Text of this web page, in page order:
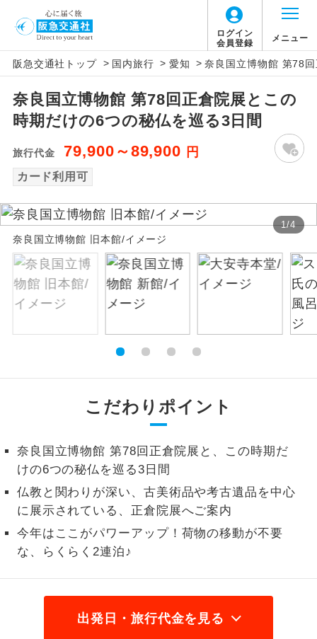
ログイン
会員登録
メニュー
阪急交通社トップ > 国内旅行 > 愛知 > 奈良国立博物館 第78
奈良国立博物館 第78回正倉院展とこの
時期だけの6つの秘仏を巡る3日間
旅行代金 79,900～89,900 円
カード利用可
1/4
奈良国立博物館 旧本館/イメージ
こだわりポイント
奈良国立博物館 第78回正倉院展と、この時期だ
けの6つの秘仏を巡る3日間
仏教と関わりが深い、古美術品や考古遺品を中心
に展示されている、正倉院展へご案内
今年はここがパワーアップ！荷物の移動が不要
な、らくらく2連泊♪
出発日・旅行代金を見る
アイコン 説明
添乗員同行
往路出発空港（駅）から復路到着空港
（駅）まで同行します。
現地添乗員同
行
現地到着空港（駅）から最終日出発空港
バスガイド乗
務
バスガイドが乗務し、車内での観光案内
があります。
新コース 初登場のコースです。
世界遺産
然遺産を訪ねるコースです。
温泉
ご宿泊ホテルに露天風呂が付いていま
大浴場 ご宿泊ホテルに大浴場が付いています。
全食事付き
全てのお食事が付いていますので、お食
事の心配はいりません。（機内食を除
く）
だけます。
トラベルイヤ
周りの音を気にせず、ガイドさんの説明
をじっくり聞くことができます。